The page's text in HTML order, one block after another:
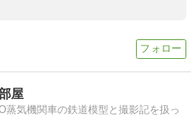
屋
蒸気機関車の鉄道模型と撮影記を扱っ